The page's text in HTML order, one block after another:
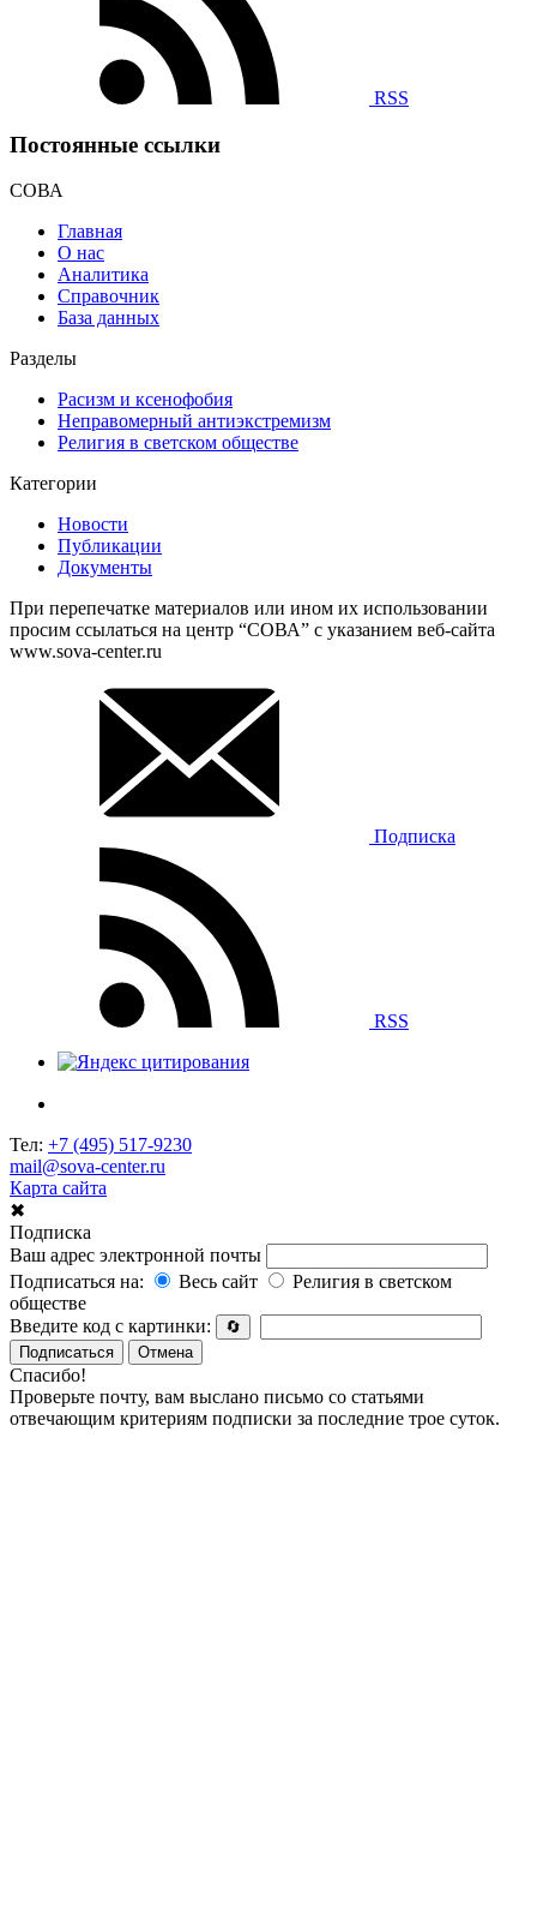
RSS
Постоянные ссылки
СОВА
Главная
О нас
Аналитика
Справочник
База данных
Разделы
Расизм и ксенофобия
Неправомерный антиэкстремизм
Религия в светском обществе
Категории
Новости
Публикации
Документы
При перепечатке материалов или ином их использовании
просим ссылаться на центр “СОВА” с указанием веб-сайта
www.sova-center.ru
Подписка
RSS
Тел: +7 (495) 517-9230
mail@sova-center.ru
Карта сайта
✖
Подписка
Ваш адрес электронной почты
Подписаться на:
Весь сайт
Религия в светском
обществе
Введите код с картинки:
🔄
Подписаться
Отмена
Спасибо!
Проверьте почту, вам выслано письмо со статьями
отвечающим критериям подписки за последние трое суток.